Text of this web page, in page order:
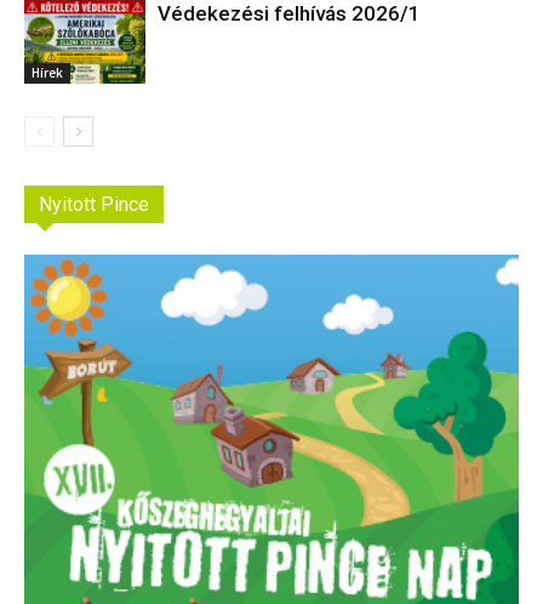
Hírek
Védekezési felhívás 2026/1
Nyitott Pince